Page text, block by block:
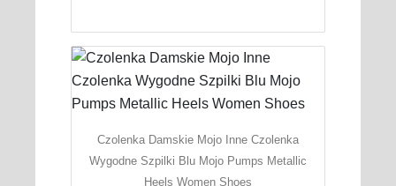
Czolenka Damskie Mojo Inne Czolenka
Wygodne Szpilki Blu Mojo Pumps Metallic
Heels Women Shoes